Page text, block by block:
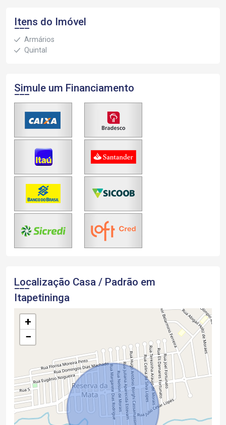
Itens do Imóvel
Armários
Quintal
Simule um Financiamento
Localização Casa / Padrão em
Itapetininga
+
−